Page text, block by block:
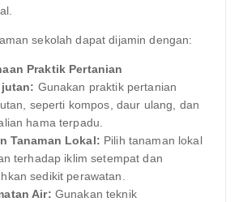
sekolah dapat dijamin dengan:
Praktik Pertanian
Gunakan praktik pertanian
seperti kompos, daur ulang, dan
hama terpadu.
Tanaman Lokal: Pilih tanaman lokal
terhadap iklim setempat dan
sedikit perawatan.
Air: Gunakan teknik